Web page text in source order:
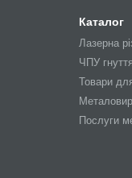
Каталог
Лазерна
ЧПУ
Товари
Послуги